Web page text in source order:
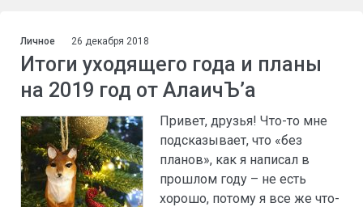
Личное 26 декабря 2018
Итоги уходящего года и планы
на 2019 год от АлаичЪ’а
Привет, друзья! Что-то мне
подсказывает, что «без
планов», как я написал в
прошлом году – не есть
хорошо, потому я все же что-